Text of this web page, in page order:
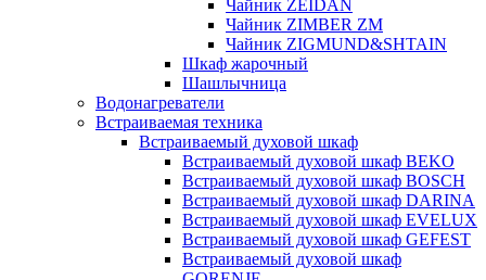
Чайник ZEIDAN
Чайник ZIMBER ZM
Чайник ZIGMUND&SHTAIN
Шкаф жарочный
Шашлычница
Водонагреватели
Встраиваемая техника
Встраиваемый духовой шкаф
Встраиваемый духовой шкаф BEKO
Встраиваемый духовой шкаф BOSCH
Встраиваемый духовой шкаф DARINA
Встраиваемый духовой шкаф EVELUX
Встраиваемый духовой шкаф GEFEST
Встраиваемый духовой шкаф